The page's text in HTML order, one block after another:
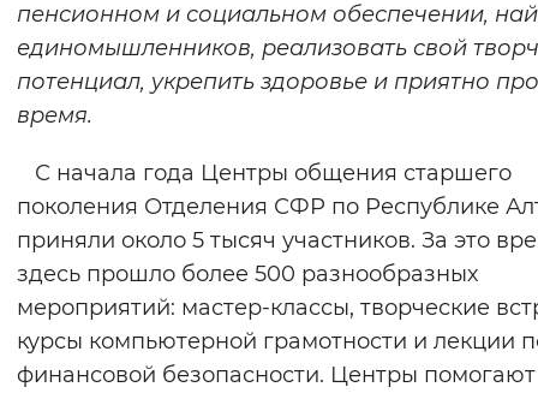
Изображения
Включены Выключены
Воспроизвести Остановить
Вернуть стандартные настройки
пенсионном и социальном обеспечении,
единомышленников, реализовать свой
потенциал, укрепить здоровье и приятно
время.
С начала года Центры общения старшего
поколения Отделения СФР по Республике
приняли около 5 тысяч участников. За это
здесь прошло более 500 разнообразных
мероприятий: мастер-классы, творческие
курсы компьютерной грамотности и лекции
финансовой безопасности. Центры помогают